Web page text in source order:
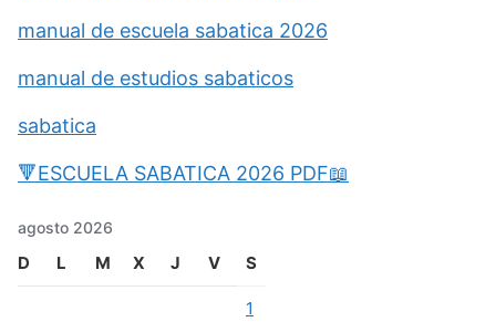
manual de escuela sabatica 2026
manual de estudios sabaticos
sabatica
🔻ESCUELA SABATICA 2026 PDF📖
agosto 2026
D L M X J V S
1